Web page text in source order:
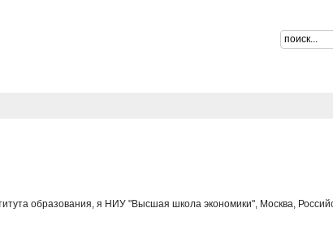
образования, я НИУ "Высшая школа экономики", Москва,